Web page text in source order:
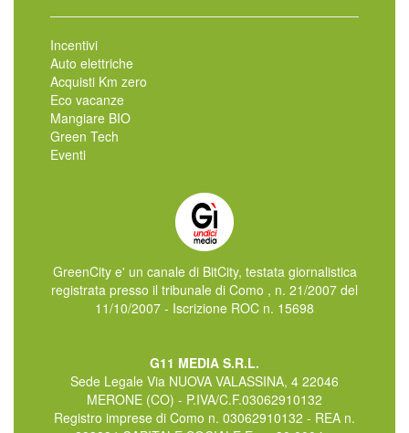
Incentivi
Auto elettriche
Acquisti Km zero
Eco vacanze
Mangiare BIO
Green Tech
Eventi
GreenCity e' un canale di BitCity, testata giornalistica
registrata presso il tribunale di Como , n. 21/2007 del
11/10/2007 - Iscrizione ROC n. 15698
G11 MEDIA S.R.L.
Sede Legale Via NUOVA VALASSINA, 4 22046
MERONE (CO) - P.IVA/C.F.03062910132
Registro imprese di Como n. 03062910132 - REA n.